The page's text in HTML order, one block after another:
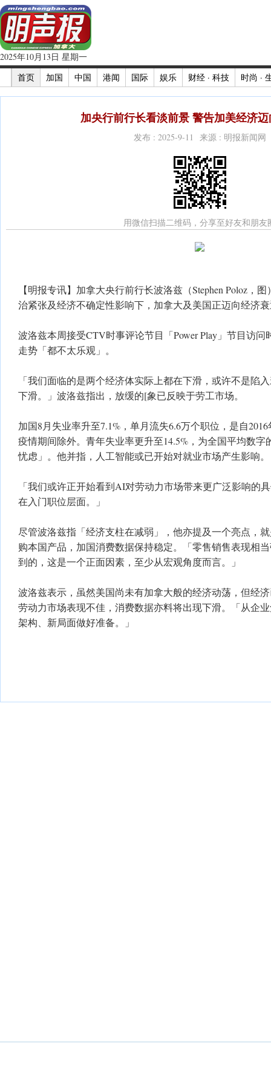
2025年10月13日 星期一
首页
加国 中国 港闻 国际 娱乐 财经 · 科技 时尚 ·
加央行前行长看淡前景 警告加美经济
发布 : 2025-9-11 来源 : 明报新闻网
用微信扫描二维码，分享至好友和朋友
【明报专讯】加拿大央行前行长波洛兹（Stephen Poloz，
治紧张及经济不确定性影响下，加拿大及美国正迈向经济
波洛兹本周接受CTV时事评论节目「Power Play」节目访
走势「都不太乐观」。
「我们面临的是两个经济体实际上都在下滑，或许不是陷
下滑。」波洛兹指出，放缓的[象已反映于劳工市场。
加国8月失业率升至7.1%，单月流失6.6万个职位，是自
疫情期间除外。青年失业率更升至14.5%，为全国平均数字
忧虑」。他并指，人工智能或已开始对就业市场产生影响。
「我们或许正开始看到AI对劳动力市场带来更广泛影响的
在入门职位层面。」
尽管波洛兹指「经济支柱在减弱」，他亦提及一个亮点，
购本国产品，加国消费数据保持稳定。「零售销售表现相
到的，这是一个正面因素，至少从宏观角度而言。」
波洛兹表示，虽然美国尚未有加拿大般的经济动荡，但经
劳动力市场表现不佳，消费数据亦料将出现下滑。「从企
架构、新局面做好准备。」